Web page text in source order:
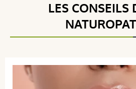
4 étoiles
2 étoiles
1 étoile
Trier l'affichage
LES CONSEILS